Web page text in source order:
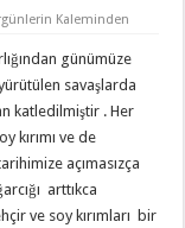
Kaleminden
günümüze
savaşlarda
katledilmiştir . Her
kırımı ve de
açımasızça
arttıkca
ve soy kırımları bir